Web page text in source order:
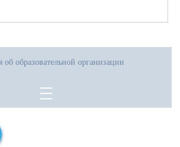
об образовательной организации